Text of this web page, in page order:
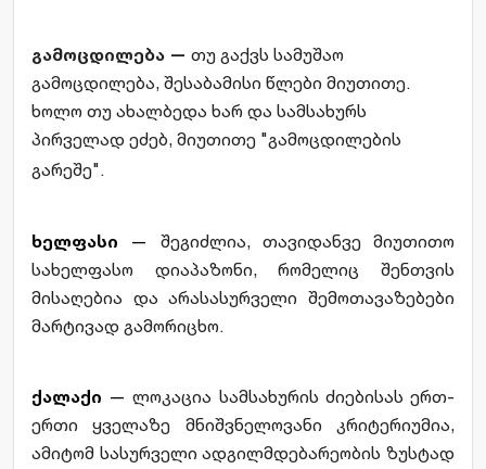
გამოცდილება — თუ გაქვს სამუშაო
გამოცდილება, შესაბამისი წლები მიუთითე.
ხოლო თუ ახალბედა ხარ და სამსახურს
პირველად ეძებ, მიუთითე "გამოცდილების
გარეშე".
ხელფასი — შეგიძლია, თავიდანვე მიუთითო
სახელფასო დიაპაზონი, რომელიც შენთვის
მისაღებია და არასასურველი შემოთავაზებები
მარტივად გამორიცხო.
ქალაქი — ლოკაცია სამსახურის ძიებისას ერთ-
ერთი ყველაზე მნიშვნელოვანი კრიტერიუმია,
ამიტომ სასურველი ადგილმდებარეობის ზუსტად